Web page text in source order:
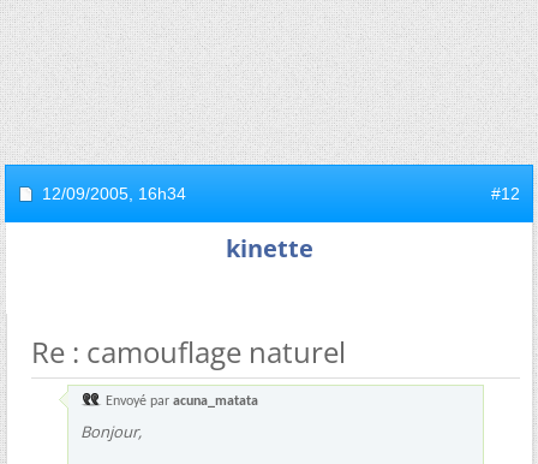
12/09/2005, 16h34 #12
kinette
Re : camouflage naturel
Envoyé par acuna_matata
Bonjour,